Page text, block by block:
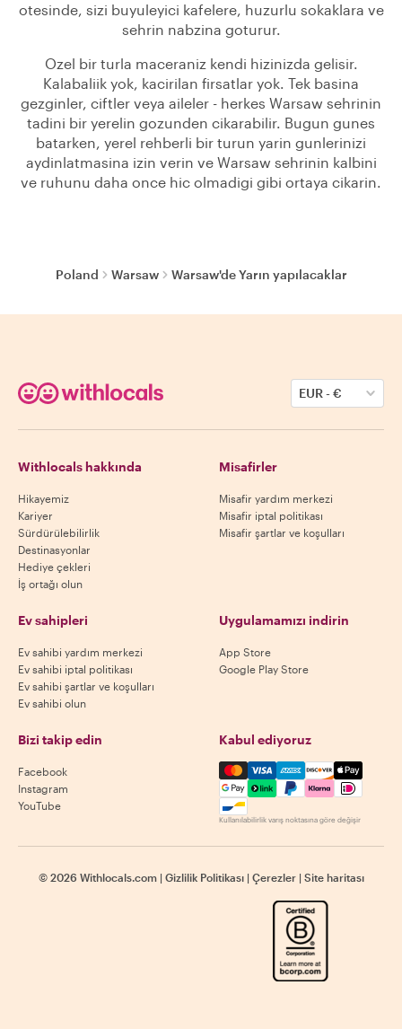
otesinde, sizi buyuleyici kafelere, huzurlu sokaklara ve
sehrin nabzina goturur.
Ozel bir turla maceraniz kendi hizinizda gelisir.
Kalabaliik yok, kacirilan firsatlar yok. Tek basina
gezginler, ciftler veya aileler - herkes Warsaw sehrinin
tadini bir yerelin gozunden cikarabilir. Bugun gunes
batarken, yerel rehberli bir turun yarin gunlerinizi
aydinlatmasina izin verin ve Warsaw sehrinin kalbini
ve ruhunu daha once hic olmadigi gibi ortaya cikarin.
Poland Warsaw Warsaw'de Yarın yapılacaklar
EUR-€
Withlocals hakkında
Hikayemiz
Kariyer
Sürdürülebilirlik
Destinasyonlar
Hediye çekleri
İş ortağı olun
Misafirler
Misafir yardım merkezi
Misafir iptal politikası
Misafir şartlar ve koşulları
Ev sahipleri
Ev sahibi yardım merkezi
Ev sahibi iptal politikası
Ev sahibi şartlar ve koşulları
Ev sahibi olun
Uygulamamızı indirin
App Store
Google Play Store
Bizi takip edin
Facebook
Instagram
YouTube
Kabul ediyoruz
Mastercard, Visa, Amex,
Kullanılabilirlik varış noktasına göre değişir
© 2026 Withlocals.com | Gizlilik Politikası | Çerezler | Site haritası